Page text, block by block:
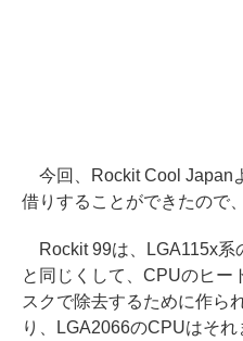
今回、Rockit Cool Japan
借りすることができたので
Rockit 99は、LGA115x系
と同じくして、CPUのヒー
スクで除去するために作ら
り、LGA2066のCPUはそ